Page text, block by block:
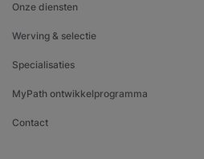
Onze diensten
Werving & selectie
Specialisaties
MyPath ontwikkelprogramma
Contact